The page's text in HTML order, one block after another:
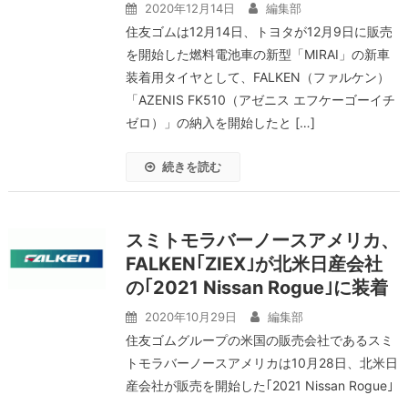
2020年12月14日 編集部
住友ゴムは12月14日、トヨタが12月9日に販売
を開始した燃料電池車の新型「MIRAI」の新車
装着用タイヤとして、FALKEN（ファルケン）
「AZENIS FK510（アゼニス エフケーゴーイチ
ゼロ）」の納入を開始したと […]
続きを読む
スミトモラバーノースアメリカ、
FALKEN｢ZIEX｣が北米日産会社
の｢2021 Nissan Rogue｣に装着
2020年10月29日 編集部
住友ゴムグループの米国の販売会社であるスミ
トモラバーノースアメリカは10月28日、北米日
産会社が販売を開始した｢2021 Nissan Rogue｣